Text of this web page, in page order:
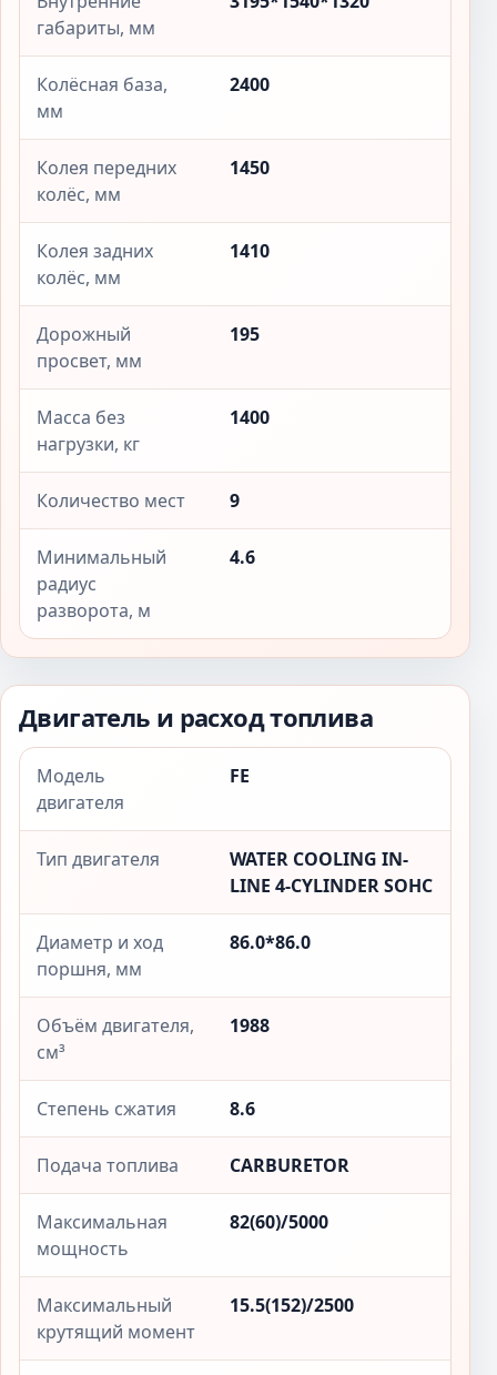
габариты, мм
Колёсная база,
мм
2400
Колея передних
колёс, мм
1450
Колея задних
колёс, мм
1410
Дорожный
просвет, мм
195
Масса без
нагрузки, кг
1400
Количество мест 9
Минимальный
радиус
разворота, м
4.6
Двигатель и расход топлива
Модель
двигателя
FE
Тип двигателя
WATER COOLING IN-
LINE 4-CYLINDER SOHC
Диаметр и ход
поршня, мм
86.0*86.0
Объём двигателя,
см³
1988
Степень сжатия 8.6
Подача топлива CARBURETOR
Максимальная
мощность
82(60)/5000
Максимальный
крутящий момент
15.5(152)/2500